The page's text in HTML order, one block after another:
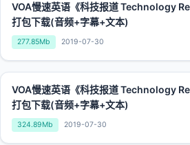
VOA慢速英语《科技报道 Technology
打包下载(音频+字幕+文本)
277.85Mb 2019-07-30
VOA慢速英语《科技报道 Technology
打包下载(音频+字幕+文本)
324.89Mb 2019-07-30